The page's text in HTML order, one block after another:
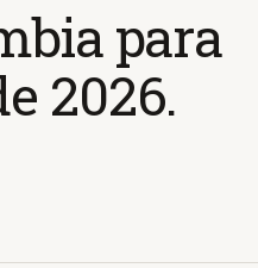
para
2026.